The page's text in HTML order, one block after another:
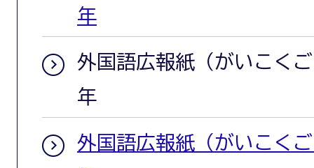
年
外国語広報紙（がいこく
年
外国語広報紙（がいこく